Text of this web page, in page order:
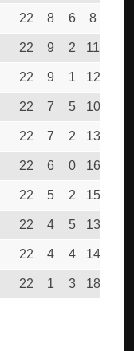
22 8 6 8
22 9 2 11
22 9 1 12
22 7 5 10
22 7 2 13
22 6 0 16
22 5 2 15
22 4 5 13
22 4 4 14
22 1 3 18